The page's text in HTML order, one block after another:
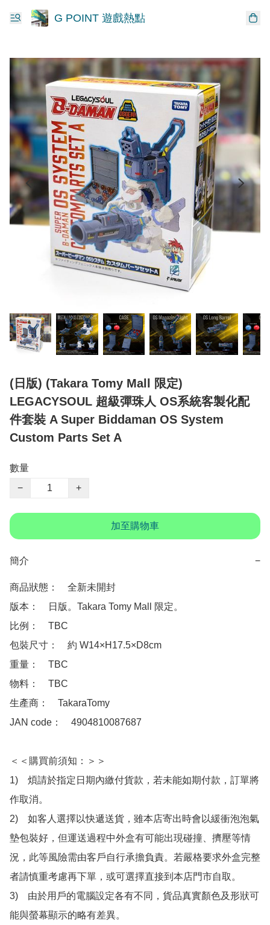
G POINT 遊戲熱點
(日版) (Takara Tomy Mall 限定)
LEGACYSOUL 超級彈珠人 OS系統客製化配
件套裝 A Super Biddaman OS System
Custom Parts Set A
數量
−
+
加至購物車
簡介 −
商品狀態：　全新未開封
版本：　日版。Takara Tomy Mall 限定。
比例：　TBC
包裝尺寸：　約 W14×H17.5×D8cm
重量：　TBC
物料：　TBC
生產商：　TakaraTomy
JAN code：　4904810087687
＜＜購買前須知：＞＞
1)　煩請於指定日期內繳付貨款，若未能如期付款，訂單將
作取消。
2)　如客人選擇以快遞送貨，雖本店寄出時會以緩衝泡泡氣
墊包裝好，但運送過程中外盒有可能出現碰撞、擠壓等情
況，此等風險需由客戶自行承擔負責。若嚴格要求外盒完整
者請慎重考慮再下單，或可選擇直接到本店門市自取。
3)　由於用戶的電腦設定各有不同，貨品真實顏色及形狀可
能與螢幕顯示的略有差異。